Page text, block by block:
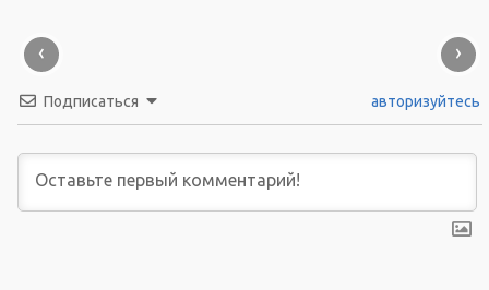
‹ ›
Подписаться авторизуйтесь